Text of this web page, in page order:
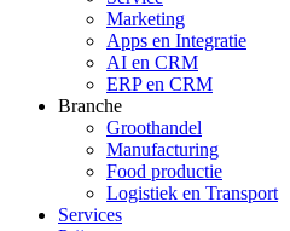
Marketing
Apps en Integratie
AI en CRM
ERP en CRM
Branche
Groothandel
Manufacturing
Food productie
Logistiek en Transport
Services